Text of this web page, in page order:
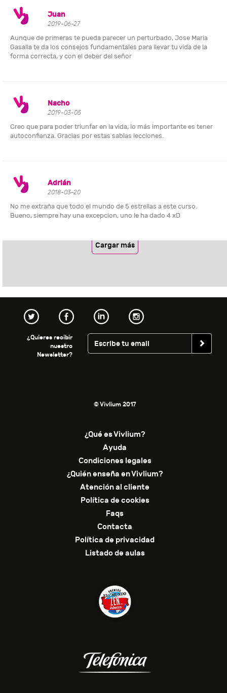
Juan
2019-06-27
Aunque de primeras te pueda parecer un perturbado, Jose Maria
Gasalla te da los consejos fundamentales para llevar tu vida de la
forma correcta, y con el deber del señor
Nacho
2019-03-05
Creo que para poder triunfar en la vida, lo más importante es tener
autoconfianza. Gracias por estas sabias lecciones.
Adrián
2018-03-20
No me extraña que todo el mundo de 5 estrellas a este curso.
Bueno, siempre hay una excepcion, uno le ha dado 4 xD
Cargar más
¿Quieres recibir
nuestro
Newsletter?
© Vivlium 2017
¿Qué es Vivlium?
Ayuda
Condiciones legales
¿Quién enseña en Vivlium?
Atención al cliente
Política de cookies
Faqs
Contacta
Política de privacidad
Listado de aulas